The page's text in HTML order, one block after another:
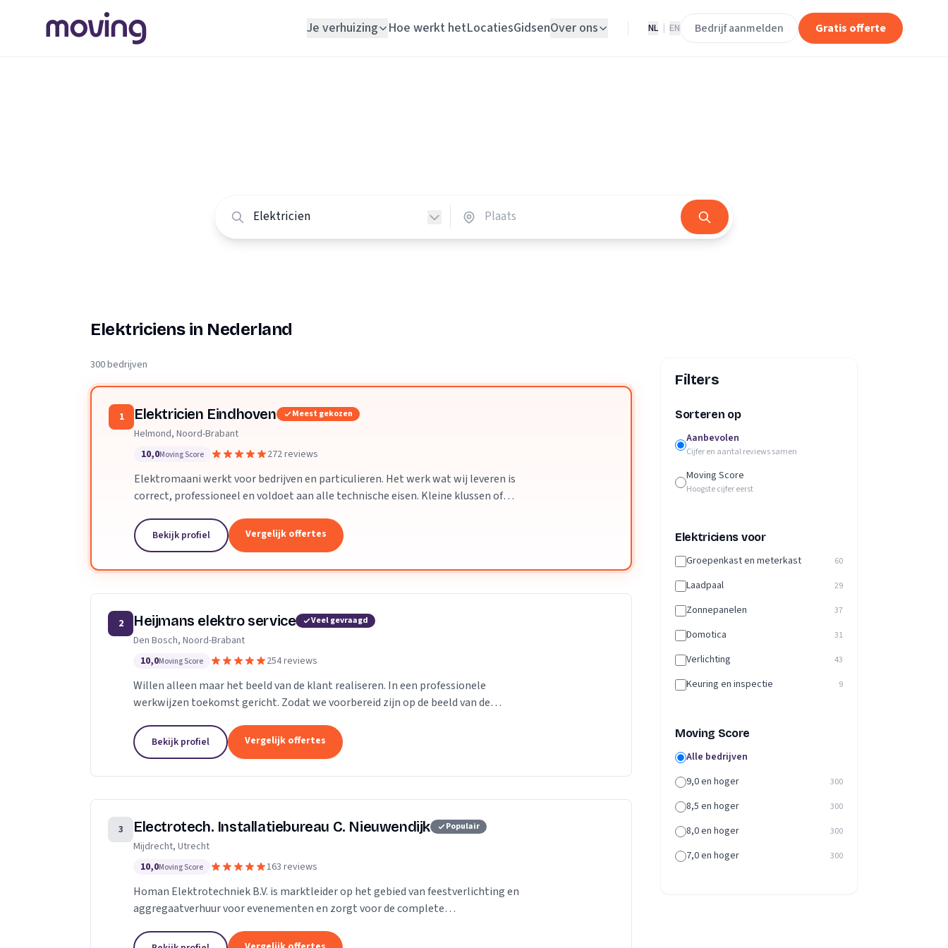
Je verhuizing
Loodgieter
Slotenmaker
Verhuisplanner
Hoe werkt hetLocatiesGidsenOver ons NL EN Bedrijf aanmelden Gratis offerte
Elektriciens in Nederland
300 bedrijven
1 Elektricien Eindhoven Meest gekozen
Helmond, Noord-Brabant
10,0Moving Score 272 reviews
Elektromaani werkt voor bedrijven en particulieren. Het werk wat wij leveren is
correct, professioneel en voldoet aan alle technische eisen. Kleine klussen of
Bekijk profiel Vergelijk offertes
2 Heijmans elektro service Veel gevraagd
Den Bosch, Noord-Brabant
10,0Moving Score 254 reviews
Willen alleen maar het beeld van de klant realiseren. In een professionele
werkwijzen toekomst gericht. Zodat we voorbereid zijn op de beeld van de
Bekijk profiel Vergelijk offertes
3 Electrotech. Installatiebureau C. Nieuwendijk Populair
Mijdrecht, Utrecht
10,0Moving Score 163 reviews
Homan Elektrotechniek B.V. is marktleider op het gebied van feestverlichting en
aggregaatverhuur voor evenementen en zorgt voor de complete
Filters
Sorteren op
Aanbevolen
Cijfer en aantal reviews samen
Moving Score
Hoogste cijfer eerst
Elektriciens voor
Groepenkast en meterkast 60
Laadpaal 29
Zonnepanelen 37
Domotica 31
Verlichting 43
Keuring en inspectie 9
Moving Score
Alle bedrijven
9,0 en hoger
300
8,5 en hoger 300
8,0 en hoger 300
7,0 en hoger 300